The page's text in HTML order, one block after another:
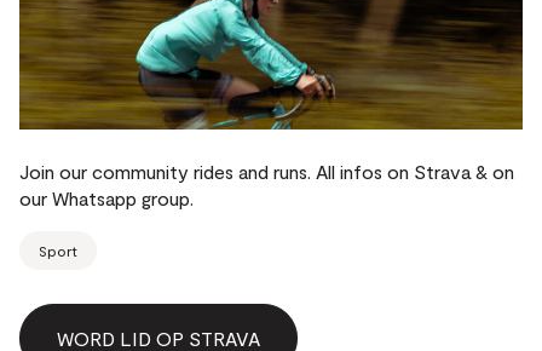
Join our community rides and runs. All infos on Strava & on
our Whatsapp group.
Sport
WORD LID OP STRAVA